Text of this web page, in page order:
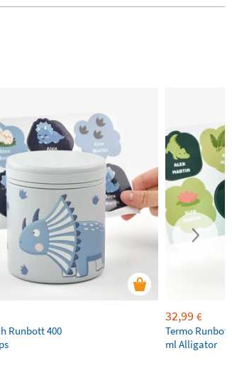
Runbott 400
32,99 €
Termo
ml Alligator